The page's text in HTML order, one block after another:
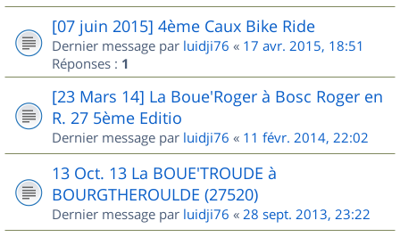
[07 juin 2015] 4ème Caux Bike Ride
Dernier message par luidji76 « 17 avr. 2015, 18:51
Réponses : 1
[23 Mars 14] La Boue'Roger à Bosc Roger en
R. 27 5ème Editio
Dernier message par luidji76 « 11 févr. 2014, 22:02
13 Oct. 13 La BOUE'TROUDE à
BOURGTHEROULDE (27520)
Dernier message par luidji76 « 28 sept. 2013, 23:22